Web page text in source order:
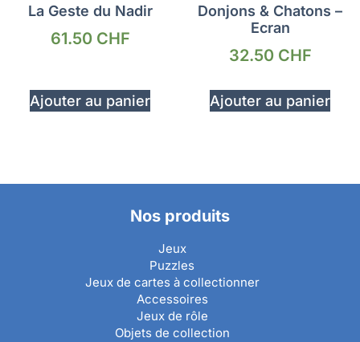
La Geste du Nadir
61.50 CHF
Ajouter au panier
Donjons & Chatons –
Ecran
32.50 CHF
Ajouter au panier
Nos produits
Jeux
Puzzles
Jeux de cartes à collectionner
Accessoires
Jeux de rôle
Objets de collection